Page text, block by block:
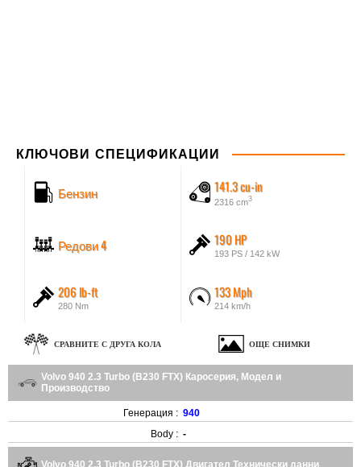
КЛЮЧОВИ СПЕЦИФИКАЦИИ
Бензин 141.3 cu-in
2316 cm3
Редови 4 190 HP
193 PS / 142 kW
206 lb-ft
280 Nm
133 Mph
214 km/h
СРАВНИТЕ С ДРУГА КОЛА ОЩЕ СНИМКИ
Volvo 940 2.3 Turbo (B230 FTX) Каросерия, Модел и
Производство
Генерация : 940
Body : -